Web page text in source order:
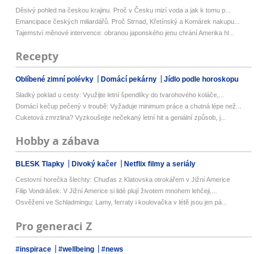
Děsivý pohled na českou krajinu. Proč v Česku mizí voda a jak k tomu p...
Emancipace českých miliardářů. Proč Strnad, Křetínský a Komárek nakupu...
Tajemství měnové intervence: obranou japonského jenu chrání Amerika hl...
Recepty
Oblíbené zimní polévky Domácí pekárny Jídlo podle horoskopu
Sladký poklad u cesty: Využijte letní špendlíky do tvarohového koláče,...
Domácí kečup pečený v troubě: Vyžaduje minimum práce a chutná lépe než...
Cuketová zmrzlina? Vyzkoušejte nečekaný letní hit a geniální způsob, j...
Hobby a zábava
BLESK Tlapky Divoký kačer Netflix filmy a seriály
Cestovní horečka šlechty: Chuďas z Klatovska otrokářem v Jižní Americe
Filip Vondrášek: V Jižní Americe si lidé plují životem mnohem lehčeji,...
Osvěžení ve Schladmingu: Lamy, ferraty i koulovačka v létě jsou jen pá...
Pro generaci Z
#inspirace #wellbeing #news